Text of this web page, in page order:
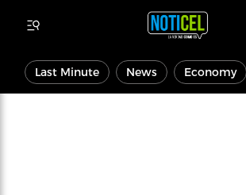
Last Minute News Economy